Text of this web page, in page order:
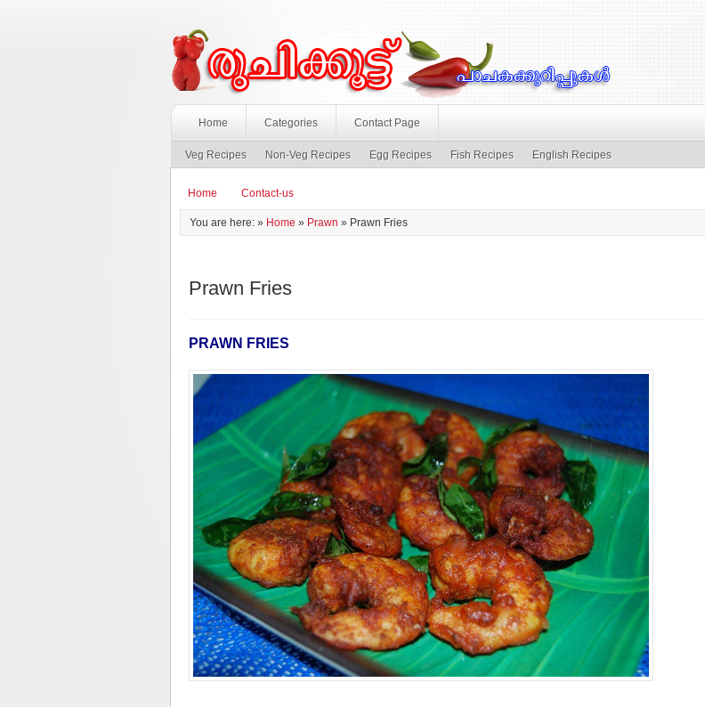
Home Categories Contact Page
Veg Recipes Non-Veg Recipes Egg Recipes Fish Recipes English Recipes
Home Contact-us
You are here: » Home » Prawn » Prawn Fries
Prawn Fries
PRAWN FRIES